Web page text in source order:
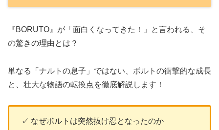
『BORUTO』が「面白くなってきた！」と言われる、そ
の驚きの理由とは？
単なる「ナルトの息子」ではない、ボルトの衝撃的な成長
と、壮大な物語の転換点を徹底解説します！
✓ なぜボルトは突然抜け忍となったのか